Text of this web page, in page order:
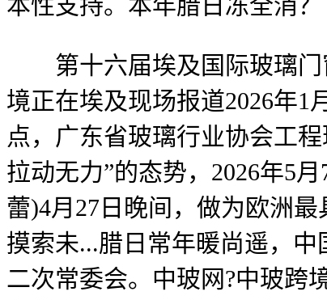
第十六届埃及国际玻璃门窗
境正在埃及现场报道2026年1
点，广东省玻璃行业协会工
拉动无力”的态势，2026年5
蕾)4月27日晚间，做为欧洲
摸索未...腊日常年暖尚遥，
二次常委会。中玻网?中玻跨